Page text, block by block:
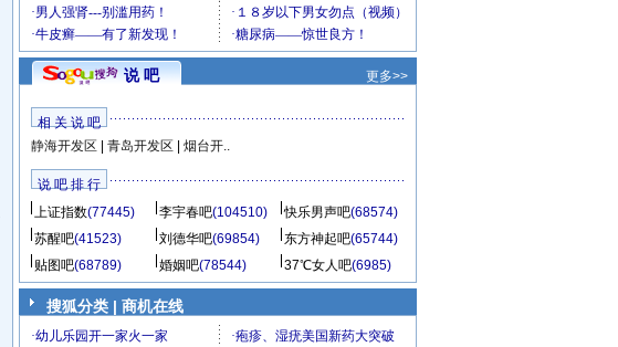
说 吧 更多>>
相 关 说 吧
静海开发区
青岛开发区 烟台开..
说 吧 排 行
上证指数(77445) 李宇春吧(104510) 快乐男声吧(68574)
苏醒吧(41523) 刘德华吧(69854) 东方神起吧(65744)
贴图吧(68789) 婚姻吧(78544) 37℃女人吧(6985)
搜狐分类 | 商机在线